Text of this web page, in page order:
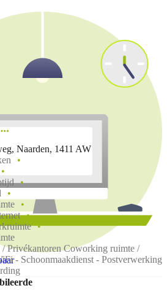
Naarden, 1411 AW
/ Privékantoren Coworking ruimte /
- Schoonmaakdienst - Postverwerking